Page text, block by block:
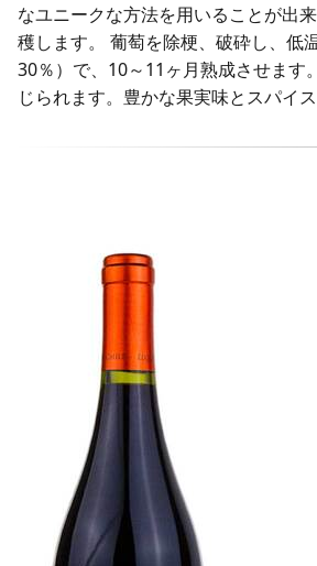
なユニークな方法を用いることが出
穫します。 葡萄を除梗、破砕し、低
30％）で、10～11ヶ月熟成させます
じられます。豊かな果実味とスパイ